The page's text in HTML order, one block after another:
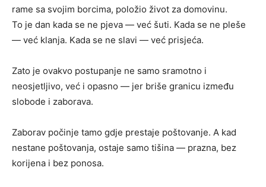
rame sa svojim borcima, položio život za domovinu.
To je dan kada se ne pjeva — već šuti. Kada se ne pleše
— već klanja. Kada se ne slavi — već prisjeća.
Zato je ovakvo postupanje ne samo sramotno i
neosjetljivo, već i opasno — jer briše granicu između
slobode i zaborava.
Zaborav počinje tamo gdje prestaje poštovanje. A kad
nestane poštovanja, ostaje samo tišina — prazna, bez
korijena i bez ponosa.